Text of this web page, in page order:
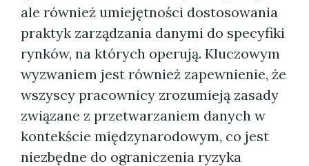
ale również umiejętności dostosowania
praktyk zarządzania danymi do specyfiki
rynków, na których operują. Kluczowym
wyzwaniem jest również zapewnienie, że
wszyscy pracownicy zrozumieją zasady
związane z przetwarzaniem danych w
kontekście międzynarodowym, co jest
niezbędne do ograniczenia ryzyka